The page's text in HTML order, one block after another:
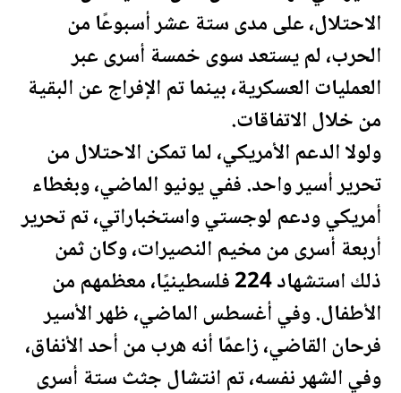
الاحتلال، على مدى ستة عشر أسبوعًا من
الحرب، لم يستعد سوى خمسة أسرى عبر
العمليات العسكرية، بينما تم الإفراج عن البقية
من خلال الاتفاقات.
ولولا الدعم الأمريكي، لما تمكن الاحتلال من
تحرير أسير واحد. ففي يونيو الماضي، وبغطاء
أمريكي ودعم لوجستي واستخباراتي، تم تحرير
أربعة أسرى من مخيم النصيرات، وكان ثمن
ذلك استشهاد 224
فلسطينيًا، معظمهم من
الأطفال. وفي أغسطس الماضي، ظهر الأسير
فرحان القاضي، زاعمًا أنه هرب من أحد الأنفاق،
وفي الشهر نفسه، تم انتشال جثث ستة أسرى